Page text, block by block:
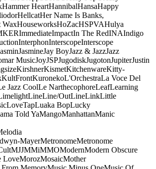
Hammer HeartHannibalHansaHappy
HellcatHer Name Is Banks,
WaxHouseworksHoZacHSPVAHulya
ImmediateImpactIn The RedINAIndigo
InterphonInterscopeInterscope
JasmineJay BoyJazz & JazzJazz
MusicJoyJSPJugodiskJugotonJupiterJustin
KirshnerKismetKitchenwareKitty-
KultFrontKuronekoL'OrchestraLa Voce Del
Jazz CoolLe NarthecophoreLeafLearning
LineLine/OutLineLinkLittle
LoveTapLuaka BopLucky
Told YaMangoManhattanManic
MayerMetronomeMetronome
MJJMMiMMOModernModern Obscure
LoveMorozMosaicMother